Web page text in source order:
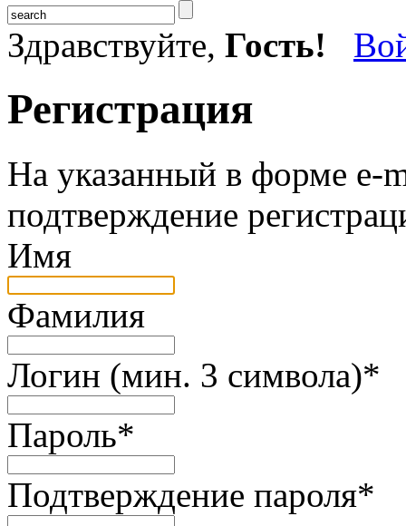
Здравствуйте, Гость!
Регистрация
На указанный в форме e-
подтверждение
Имя
Фамилия
Логин (мин. 3 символа)*
Пароль*
Подтверждение пароля*